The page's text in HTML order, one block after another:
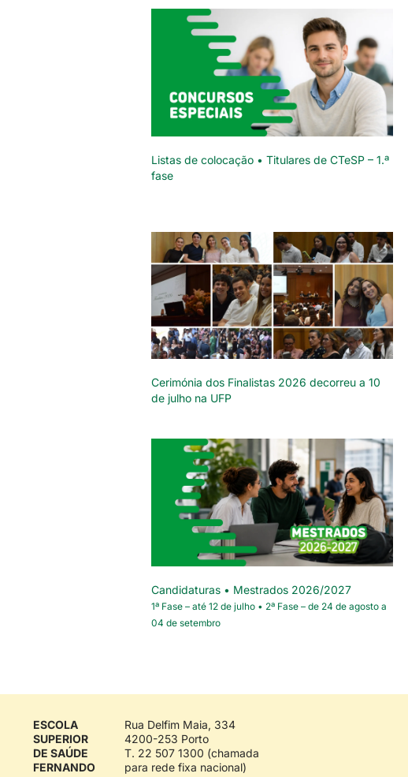
Listas de colocação • Titulares de CTeSP – 1.ª
fase
Cerimónia dos Finalistas 2026 decorreu a 10
de julho na UFP
Candidaturas • Mestrados 2026/2027
1ª Fase – até 12 de julho • 2ª Fase – de 24 de agosto a
04 de setembro
ESCOLA
SUPERIOR
DE SAÚDE
FERNANDO
Rua Delfim Maia, 334
4200-253 Porto
T. 22 507 1300 (chamada
para rede fixa nacional)